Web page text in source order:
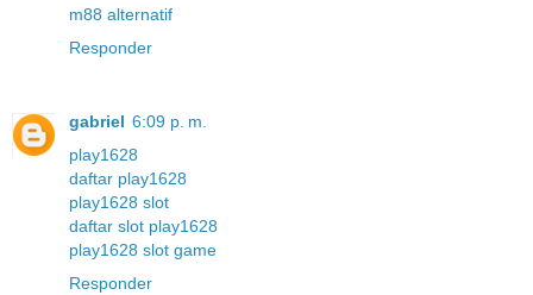
m88 alternatif
Responder
gabriel 6:09 p. m.
play1628
daftar play1628
play1628 slot
daftar slot play1628
play1628 slot game
Responder